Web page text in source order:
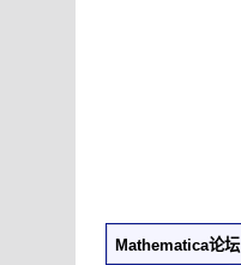
Mathematica论坛